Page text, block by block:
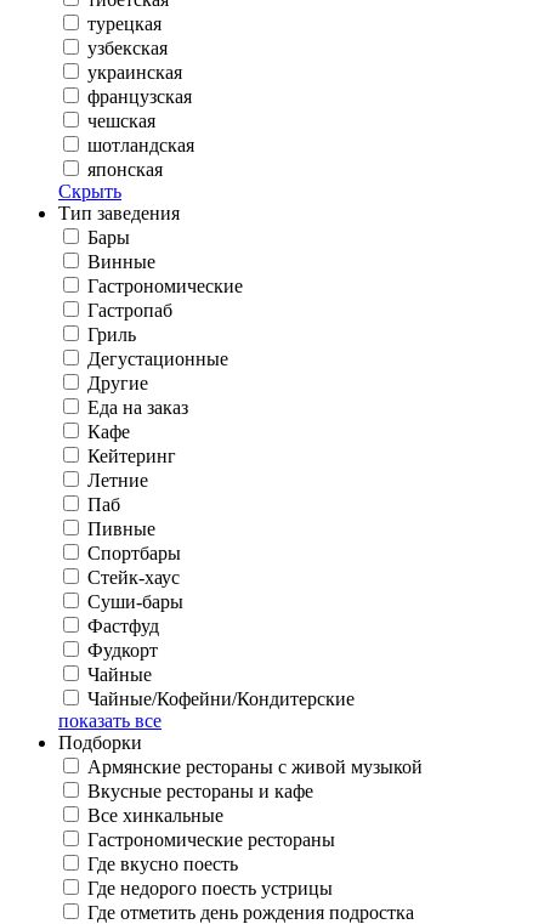
турецкая
узбекская
украинская
французская
чешская
шотландская
японская
Скрыть
Тип заведения
Бары
Винные
Гастрономические
Гастропаб
Гриль
Дегустационные
Другие
Еда на заказ
Кафе
Кейтеринг
Летние
Паб
Пивные
Спортбары
Стейк-хаус
Суши-бары
Фастфуд
Фудкорт
Чайные
Чайные/Кофейни/Кондитерские
показать все
Подборки
Армянские рестораны с живой музыкой
Вкусные рестораны и кафе
Все хинкальные
Гастрономические рестораны
Где вкусно поесть
Где недорого поесть устрицы
Где отметить день рождения подростка